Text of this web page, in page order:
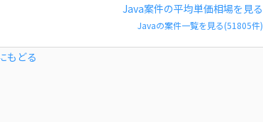
Java案件の平均単価相場を見る
Javaの案件一覧を見る(51805件)
もどる